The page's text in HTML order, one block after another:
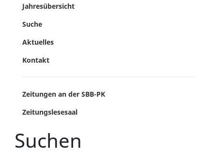
Jahresübersicht
Suche
Aktuelles
Kontakt
Zeitungen an der SBB-PK
Zeitungslesesaal
Suchen